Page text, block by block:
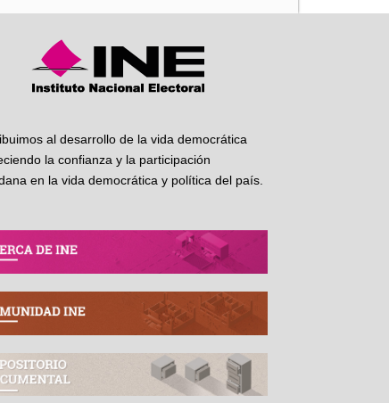
al desarrollo de la vida democrática
la confianza y la participación
en la vida democrática y política del país.